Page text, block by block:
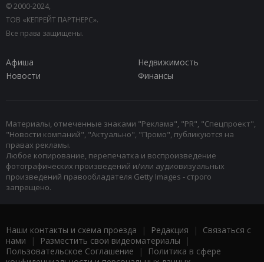
© 2000-2024,
ТОВ «КЕПРЕЙТ ПАРТНЕРС».
Все права защищены.
Афиша
Недвижимость
Новости
Финансы
Материалы, отмеченные знаками "Реклама", "PR", "Спецпроект",
"Новости компаний", "Актуально", "Промо", публикуются на
правах рекламы.
Любое копирование, перепечатка и воспроизведение
фотографических произведений и/или аудиовизуальных
произведений правообладателя Getty Images - строго
запрещено.
Наши контакты и схема проезда | Редакция | Связаться с
нами | Разместить свои видеоматериалы |
Пользовательское Соглашение |
Политика в сфере